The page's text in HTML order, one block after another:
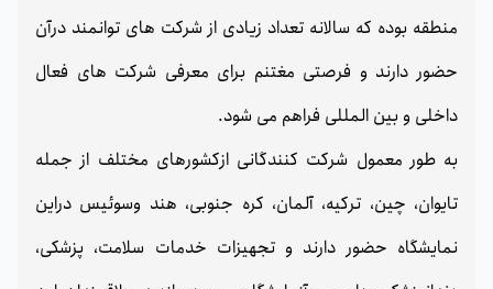
منطقه بوده که سالانه تعداد زیادی از شرکت های توانمند درآن
حضور دارند و فرصتی مغتنم برای معرفی شرکت های فعال
داخلی و بین المللی فراهم می شود.
به طور معمول شرکت کنندگانی ازکشورهای مختلف از جمله
تایوان، چین، ترکیه، آلمان، کره جنوبی، هند وسوئیس دراین
نمایشگاه حضور دارند و تجهیزات خدمات سلامت، پزشکی،